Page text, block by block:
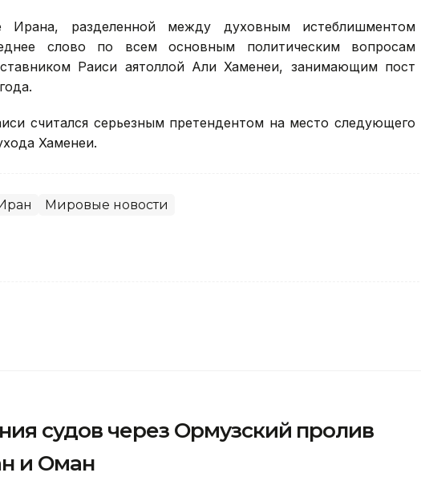
Ирана, разделенной между духовным истеблишментом
слово по всем основным политическим вопросам
Раиси аятоллой Али Хаменеи, занимающим пост
считался серьезным претендентом на место следующего
Хаменеи.
Иран Мировые новости
судов через Ормузский пролив
и Оман